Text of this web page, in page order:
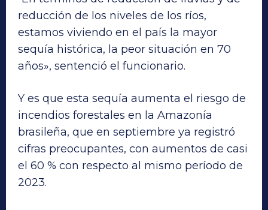
reducción de los niveles de los ríos,
estamos viviendo en el país la mayor
sequía histórica, la peor situación en 70
años», sentenció el funcionario.
Y es que esta sequía aumenta el riesgo de
incendios forestales en la Amazonía
brasileña, que en septiembre ya registró
cifras preocupantes, con aumentos de casi
el 60 % con respecto al mismo período de
2023.